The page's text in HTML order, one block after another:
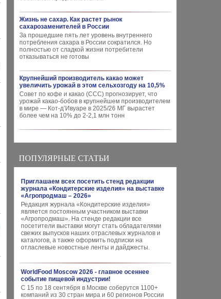
Жизнь не сахар. Как растет рынок
сахарозаменителей в России
За прошедшие пять лет уровень внутреннего
потребления сахара в России сократился. Но
полностью от сладкой жизни потребители
отказываться не готовы
Крупнейший производитель какао может
увеличить урожай в этом сельхозгоду на 10,5%
Совет по кофе и какао (CCC) прогнозирует, что
урожай какао-бобов в крупнейшем производителем
в мире — Кот-д’Ивуаре в 2025/26 МГ вырастет
более чем на 10% до 2-2,1 млн тонн
ПОПУЛЯРНЫЕ СТАТЬИ
Приглашаем всех посетить стенд редакции
журнала «Кондитерские изделия» на выставке
«Агропродмаш – 2026»
Редакция журнала «Кондитерские изделия»
является постоянным участником выставки
«Агропродмаш». На стенде редакции все
посетители выставки могут стать обладателями
свежих выпусков наших отраслевых журналов и
каталогов, а также оформить подписки на
отласлевые новостные ленты и дайджесты.
WorldFood Moscow 2026 - главное осеннее
событие пищевой индустрии!
С 15 по 18 сентября в Москве соберутся 1100+
компаний из 30 стран мира и 60 регионов России